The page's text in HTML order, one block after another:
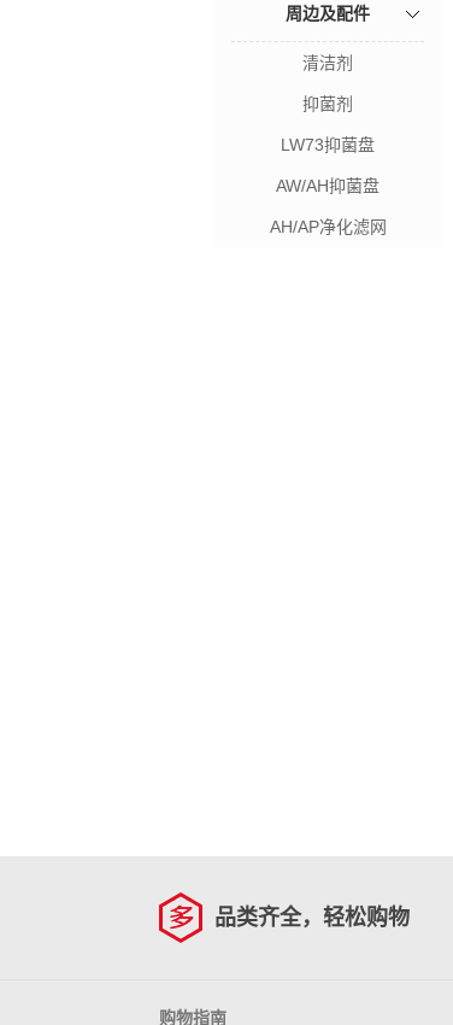
周边及配件
清洁剂
抑菌剂
LW73抑菌盘
AW/AH抑菌盘
AH/AP净化滤网
品类齐全，轻松购物
购物指南